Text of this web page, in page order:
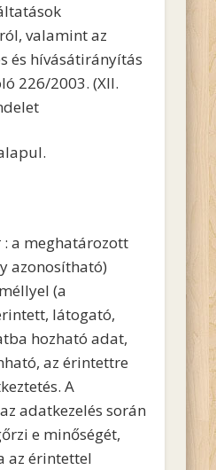
valamint az
és hívásátirányítás
226/2003. (XII.
: a meghatározott
azonosítható)
(a
látogató,
hozható adat,
az érintettre
A
adatkezelés során
e minőségét,
az érintettel